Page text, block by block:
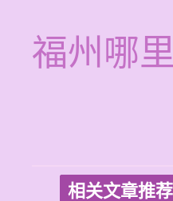
福州哪
相关文章推荐